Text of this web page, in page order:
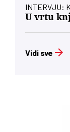
INTERVJU:
U vrtu
Vidi sve